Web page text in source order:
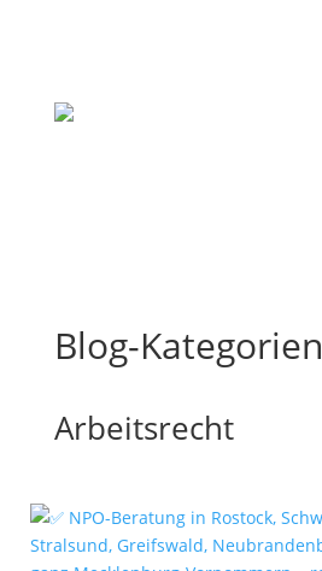
Blog-Kategorien
Arbeitsrecht